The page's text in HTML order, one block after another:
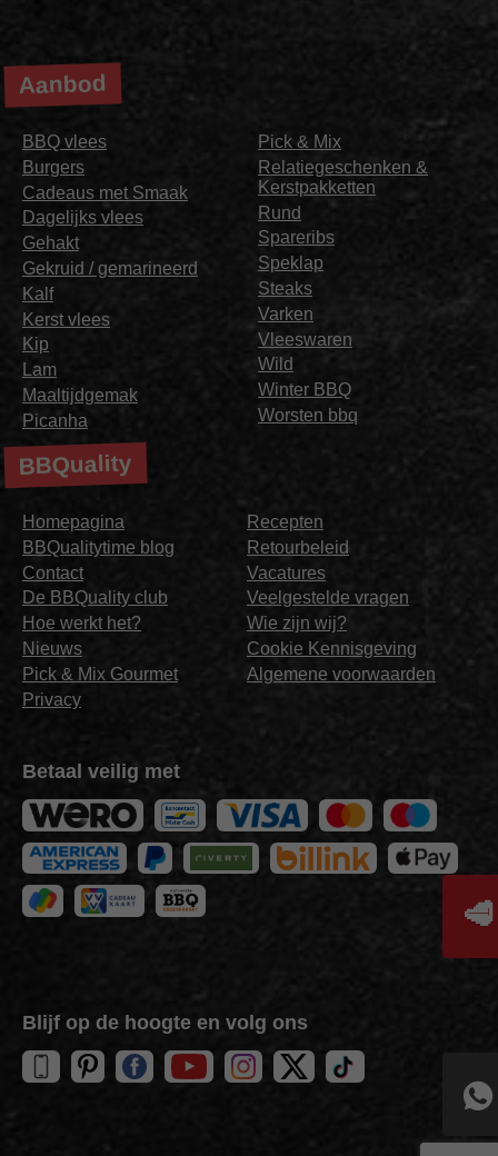
Aanbod
BBQ vlees
Burgers
Cadeaus met Smaak
Dagelijks vlees
Gehakt
Gekruid / gemarineerd
Kalf
Kerst vlees
Kip
Lam
Maaltijdgemak
Picanha
Pick & Mix
Relatiegeschenken &
Kerstpakketten
Rund
Spareribs
Speklap
Steaks
Varken
Vleeswaren
Wild
Winter BBQ
Worsten bbq
BBQuality
Homepagina
BBQualitytime blog
Contact
De BBQuality club
Hoe werkt het?
Nieuws
Pick & Mix Gourmet
Privacy
Recepten
Retourbeleid
Vacatures
Veelgestelde vragen
Wie zijn wij?
Cookie Kennisgeving
Algemene voorwaarden
Betaal veilig met
Blijf op de hoogte en volg ons
🥩